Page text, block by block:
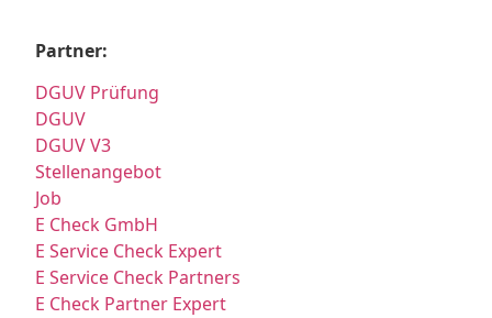
Partner:
DGUV Prüfung
DGUV
DGUV V3
Stellenangebot
Job
E Check GmbH
E Service Check Expert
E Service Check Partners
E Check Partner Expert